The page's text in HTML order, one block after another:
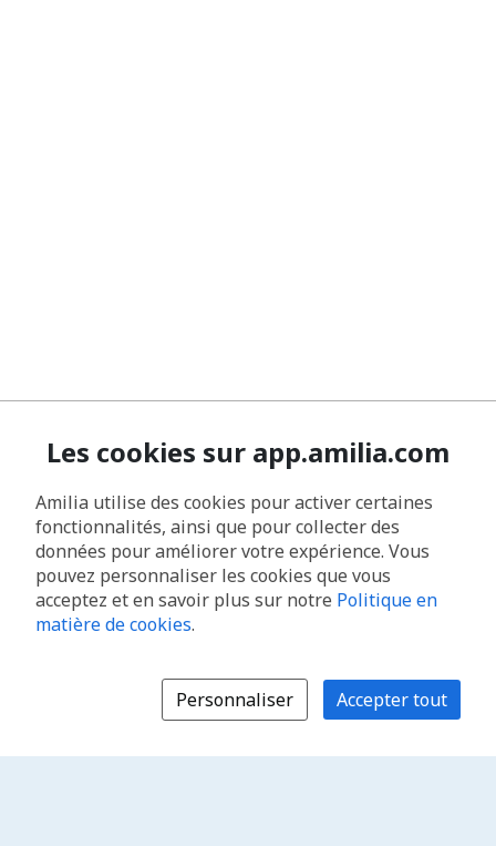
Les cookies sur app.amilia.com
Amilia utilise des cookies pour activer certaines
fonctionnalités, ainsi que pour collecter des
données pour améliorer votre expérience. Vous
pouvez personnaliser les cookies que vous
acceptez et en savoir plus sur notre Politique en
matière de cookies.
Personnaliser Accepter tout